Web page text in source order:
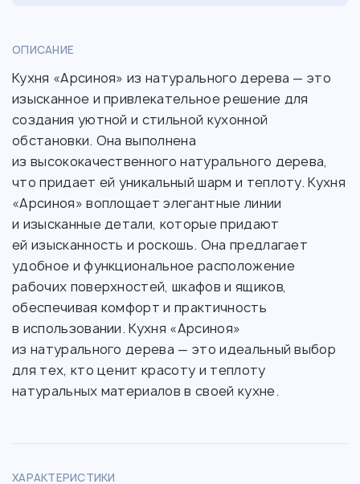
ОПИСАНИЕ
Кухня «Арсиноя» из натурального дерева — это
изысканное и привлекательное решение для
создания уютной и стильной кухонной
обстановки. Она выполнена
из высококачественного натурального дерева,
что придает ей уникальный шарм и теплоту. Кухня
«Арсиноя» воплощает элегантные линии
и изысканные детали, которые придают
ей изысканность и роскошь. Она предлагает
удобное и функциональное расположение
рабочих поверхностей, шкафов и ящиков,
обеспечивая комфорт и практичность
в использовании. Кухня «Арсиноя»
из натурального дерева — это идеальный выбор
для тех, кто ценит красоту и теплоту
натуральных материалов в своей кухне.
ХАРАКТЕРИСТИКИ